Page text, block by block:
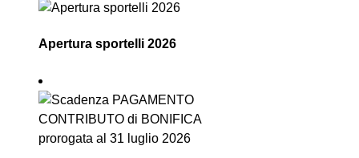
Apertura sportelli 2026